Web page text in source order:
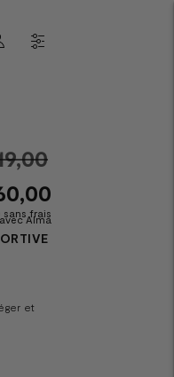
Prix
normal
sans frais
Alma
et